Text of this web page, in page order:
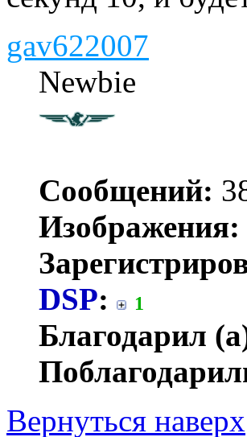
gav622007
Newbie
Сообщений:
Изображения:
DSP: 1
Благодарил
Вернуться наверх